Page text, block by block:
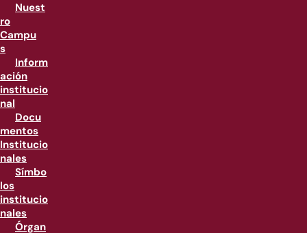
Nuest
ro
Campu
s
Inform
ación
institucio
nal
Docu
mentos
Institucio
nales
Símbo
los
institucio
nales
Órgan